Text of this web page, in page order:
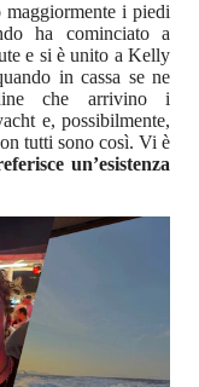
i piedi
ha cominciato a
e si è unito a Kelly
in cassa se ne
che arrivino i
e, possibilmente,
tutti sono così. Vi è
un’esistenza